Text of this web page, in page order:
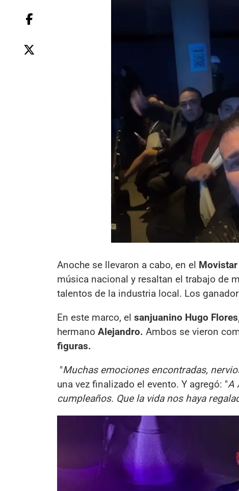
Anoche se llevaron a cabo, en el Movistar
música nacional y resaltan el trabajo de
talentos de la industria local. Los
En este marco, el sanjuanino Hugo
hermano Alejandro. Ambos se vieron
figuras.
"Muchas emociones encontradas,
una vez finalizado el evento. Y agregó: "A
cumpleaños. Que la vida nos haya